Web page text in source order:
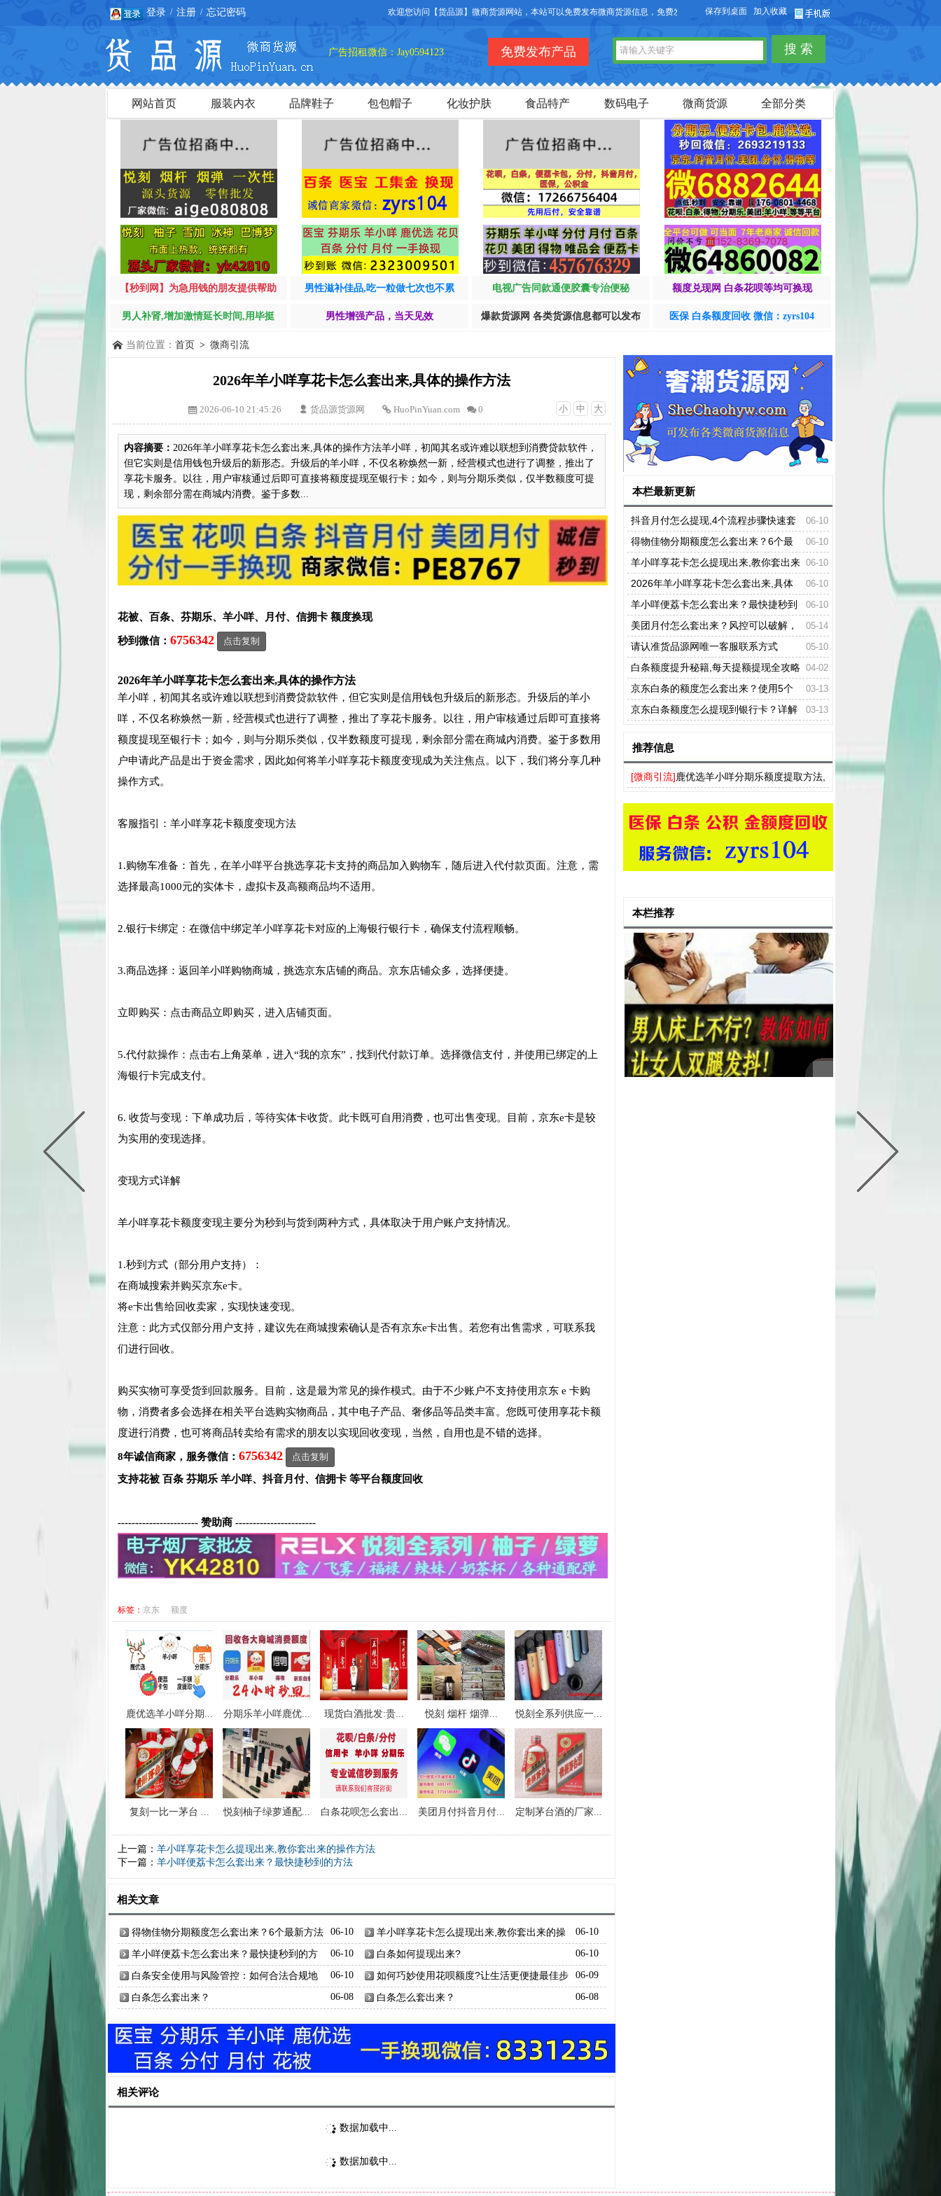
登录 / 注册 / 忘记密码 欢迎您访问【货品源】微商货源网站，本站可以免费发布微商货源信息，免费发布供求信息，也可以免费发布淘宝客商品信息。
保存到桌面 加入收藏
广告招租微信：Jay0594123 搜 索
免费发布产品
网站首页 服装内衣 品牌鞋子 包包帽子 化妆护肤 食品特产 数码电子 微商货源 全部分类
【秒到网】为急用钱的朋友提供帮助 男性滋补佳品,吃一粒做七次也不累 电视广告同款通便胶囊专治便秘 额度兑现网 白条花呗等均可换现
男人补肾,增加激情延长时间,用毕挺 男性增强产品，当天见效 爆款货源网 各类货源信息都可以发布 医保 白条额度回收 微信：zyrs104
当前位置： 首页 > 微商引流
2026年羊小咩享花卡怎么套出来,具体的操作方法
小 中 大
2026-06-10 21:45:26 货品源货源网 HuoPinYuan.com 0
内容摘要： 2026年羊小咩享花卡怎么套出来,具体的操作方法羊小咩，初闻其名或许难以联想到消费贷款软件，
但它实则是信用钱包升级后的新形态。升级后的羊小咩，不仅名称焕然一新，经营模式也进行了调整，推出了
享花卡服务。以往，用户审核通过后即可直接将额度提现至银行卡；如今，则与分期乐类似，仅半数额度可提
现，剩余部分需在商城内消费。鉴于多数...
花被、百条、芬期乐、羊小咩、月付、信拥卡 额度换现
秒到微信： 6756342 点击复制
2026年羊小咩享花卡怎么套出来,具体的操作方法
羊小咩，初闻其名或许难以联想到消费贷款软件，但它实则是信用钱包升级后的新形态。升级后的羊小
咩，不仅名称焕然一新，经营模式也进行了调整，推出了享花卡服务。以往，用户审核通过后即可直接将
额度提现至银行卡；如今，则与分期乐类似，仅半数额度可提现，剩余部分需在商城内消费。鉴于多数用
户申请此产品是出于资金需求，因此如何将羊小咩享花卡额度变现成为关注焦点。以下，我们将分享几种
操作方式。
客服指引：羊小咩享花卡额度变现方法
1.购物车准备：首先，在羊小咩平台挑选享花卡支持的商品加入购物车，随后进入代付款页面。注意，需
选择最高1000元的实体卡，虚拟卡及高额商品均不适用。
2.银行卡绑定：在微信中绑定羊小咩享花卡对应的上海银行银行卡，确保支付流程顺畅。
3.商品选择：返回羊小咩购物商城，挑选京东店铺的商品。京东店铺众多，选择便捷。
立即购买：点击商品立即购买，进入店铺页面。
5.代付款操作：点击右上角菜单，进入“我的京东”，找到代付款订单。选择微信支付，并使用已绑定的上
海银行卡完成支付。
6. 收货与变现：下单成功后，等待实体卡收货。此卡既可自用消费，也可出售变现。目前，京东e卡是较
为实用的变现选择。
变现方式详解
羊小咩享花卡额度变现主要分为秒到与货到两种方式，具体取决于用户账户支持情况。
1.秒到方式（部分用户支持）：
在商城搜索并购买京东e卡。
将e卡出售给回收卖家，实现快速变现。
注意：此方式仅部分用户支持，建议先在商城搜索确认是否有京东e卡出售。若您有出售需求，可联系我
们进行回收。
购买实物可享受货到回款服务。目前，这是最为常见的操作模式。由于不少账户不支持使用京东 e 卡购
物，消费者多会选择在相关平台选购实物商品，其中电子产品、奢侈品等品类丰富。您既可使用享花卡额
度进行消费，也可将商品转卖给有需求的朋友以实现回收变现，当然，自用也是不错的选择。
8年诚信商家，服务微信： 6756342 点击复制
支持花被 百条 芬期乐 羊小咩、抖音月付、信拥卡 等平台额度回收
----------------------- 赞助商 -----------------------
标签： 京东 额度
鹿优选羊小咩分期... 分期乐羊小咩鹿优... 现货白酒批发:贵... 悦刻 烟杆 烟弹... 悦刻全系列供应一...
复刻一比一茅台 ... 悦刻柚子绿萝通配... 白条花呗怎么套出... 美团月付抖音月付... 定制茅台酒的厂家...
上一篇： 羊小咩享花卡怎么提现出来,教你套出来的操作方法
下一篇： 羊小咩便荔卡怎么套出来？最快捷秒到的方法
相关文章
06-10
得物佳物分期额度怎么套出来？6个最新方法
在线解答
06-10
羊小咩享花卡怎么提现出来,教你套出来的操
作方法
06-10
羊小咩便荔卡怎么套出来？最快捷秒到的方
法
06-10
白条如何提现出来?
06-10
白条安全使用与风险管控：如何合法合规地
管理你的信用工具
06-09
如何巧妙使用花呗额度?让生活更便捷最佳步
骤
06-08
白条怎么套出来？ 06-08
白条怎么套出来？
相关评论
数据加载中...
数据加载中...
本栏最新更新
06-10
抖音月付怎么提现,4个流程步骤快速套
出来 06-10
得物佳物分期额度怎么套出来？6个最
新方法在线解答 06-10
羊小咩享花卡怎么提现出来,教你套出来
的操作方法 06-10
2026年羊小咩享花卡怎么套出来,具体
的操作方法 06-10
羊小咩便荔卡怎么套出来？最快捷秒到
的方法 05-14
美团月付怎么套出来？风控可以破解，
各种先用后付拼多多皆可提兑米 05-10
请认准货品源网唯一客服联系方式
04-02
白条额度提升秘籍,每天提额提现全攻略
03-13
京东白条的额度怎么套出来？使用5个
方法可以轻松提现 03-13
京东白条额度怎么提现到银行卡？详解
推荐信息
[微商引流]鹿优选羊小咩分期乐额度提取方法,
本栏推荐